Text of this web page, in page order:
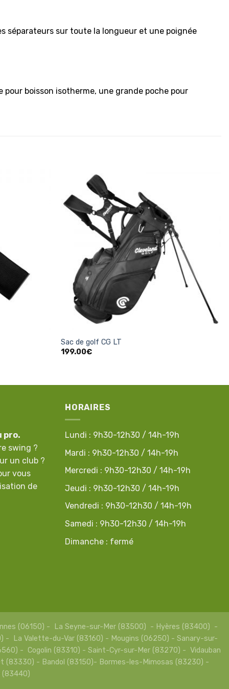
séparateurs sur toute la longueur et une poignée
boisson isotherme, une grande poche pour
Sac de golf CG LT
199.00€
pro.
swing ?
un club ?
vous
de
HORAIRES
Lundi : 9h30-12h30 / 14h-19h
Mardi : 9h30-12h30 / 14h-19h
Mercredi : 9h30-12h30 / 14h-19h
Jeudi : 9h30-12h30 / 14h-19h
Vendredi : 9h30-12h30 / 14h-19h
Samedi : 9h30-12h30 / 14h-19h
Dimanche : fermé
(06150) - La Seyne-sur-Mer (83500) - Hyères (83400) -
- La Valette-du-Var (83160) - Mougins (06250) - Sanary-sur-
- Cogolin (83310) - Saint-Cyr-sur-Mer (83270) - Vidauban
(83330) - Bandol (83150)- Bormes-les-Mimosas (83230) -
(83440)